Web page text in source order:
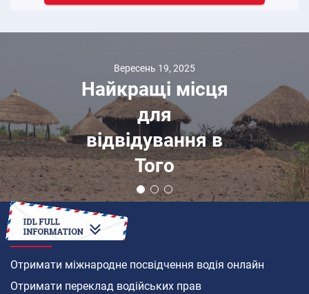
Вересень 19, 2025
Найкращі місця
для
відвідування в
Того
ЯК
Отримати міжнародне посвідчення водія онлайн
Отримати переклад водійських прав